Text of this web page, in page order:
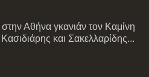
στην Αθήνα γκανιάν τον Καμίνη
και Σακελλαρίδης...